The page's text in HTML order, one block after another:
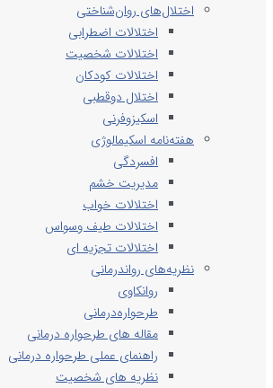
اختلال‌های روان‌شناختی
اختلالات اضطرابی
اختلالات شخصیت
اختلالات کودکان
اختلال دوقطبی
اسکیزوفرنی
هفته‌نامه اسکیمالوژی
افسردگی
مدیریت خشم
اختلالات خواب
اختلالات طیف وسواس
اختلالات تجزیه ای
نظریه‌های رواندرمانی
روانکاوی
طرحواره‌درمانی
مقاله های طرحواره درمانی
راهنمای عملی طرحواره درمانی
نظریه های شخصیت